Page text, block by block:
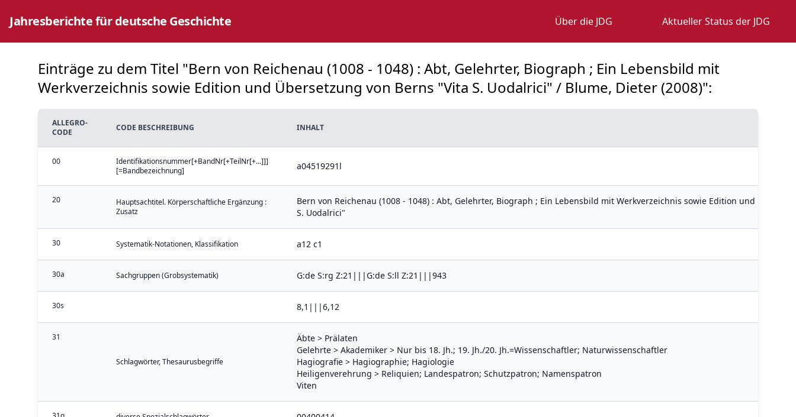
Jahresberichte für deutsche Geschichte Über die JDG Aktueller Status der JDG
Einträge zu dem Titel "Bern von Reichenau (1008 - 1048) : Abt, Gelehrter, Biograph ; Ein Lebensbild mit
Werkverzeichnis sowie Edition und Übersetzung von Berns "Vita S. Uodalrici" / Blume, Dieter (2008)":
ALLEGRO-
CODE
CODE BESCHREIBUNG INHALT
00
Identifikationsnummer[+BandNr[+TeilNr[+...]]]
[=Bandbezeichnung]
a04519291l
20
Hauptsachtitel. Körperschaftliche Ergänzung :
Zusatz
Bern von Reichenau (1008 - 1048) : Abt, Gelehrter, Biograph ; Ein Lebensbild mit Werkverzeichnis sowie Edition und
S. Uodalrici"
30 Systematik-Notationen, Klassifikation a12 c1
30a Sachgruppen (Grobsystematik) G:de S:rg Z:21|||G:de S:ll Z:21|||943
30s 8,1|||6,12
31
Schlagwörter, Thesaurusbegriffe
Äbte > Prälaten
Gelehrte > Akademiker > Nur bis 18. Jh.; 19. Jh./20. Jh.=Wissenschaftler; Naturwissenschaftler
Hagiografie > Hagiographie; Hagiologie
Heiligenverehrung > Reliquien; Landespatron; Schutzpatron; Namenspatron
Viten